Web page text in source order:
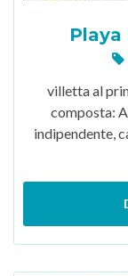
Playa
villetta al
composta:
indipendente,